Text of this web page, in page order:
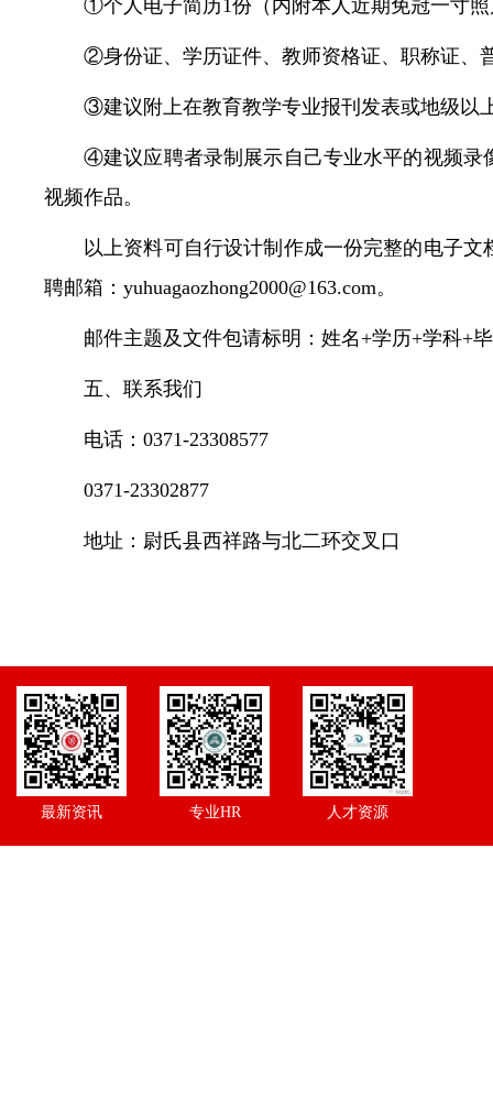
①个人电子简历1份（内附本人近期免冠一寸
②身份证、学历证件、教师资格证、职称证、
③建议附上在教育教学专业报刊发表或地级以
④建议应聘者录制展示自己专业水平的视频录
视频作品。
以上资料可自行设计制作成一份完整的电子
聘邮箱：yuhuagaozhong2000@163.com。
邮件主题及文件包请标明：姓名+学历+学科+
五、联系我们
电话：0371-23308577
0371-23302877
地址：尉氏县西祥路与北二环交叉口
最新资讯 专业HR 人才资源